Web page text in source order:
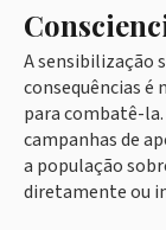
A sensibilização
consequências é
para combatê-
campanhas de
a população
diretamente ou